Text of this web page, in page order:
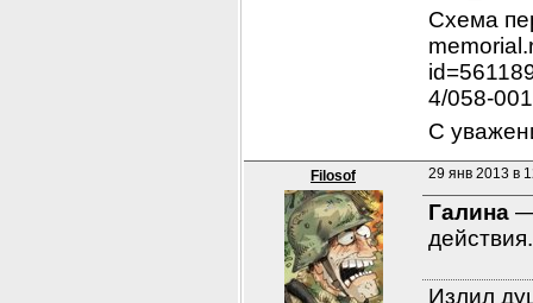
Схема
4/058-
С
Filosof 29 янв 2013 в
Галина —
действия.
Излил